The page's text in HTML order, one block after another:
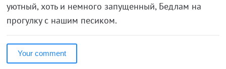
уютный, хоть и немного запущенный, Бедлам на
прогулку с нашим песиком.
Your comment